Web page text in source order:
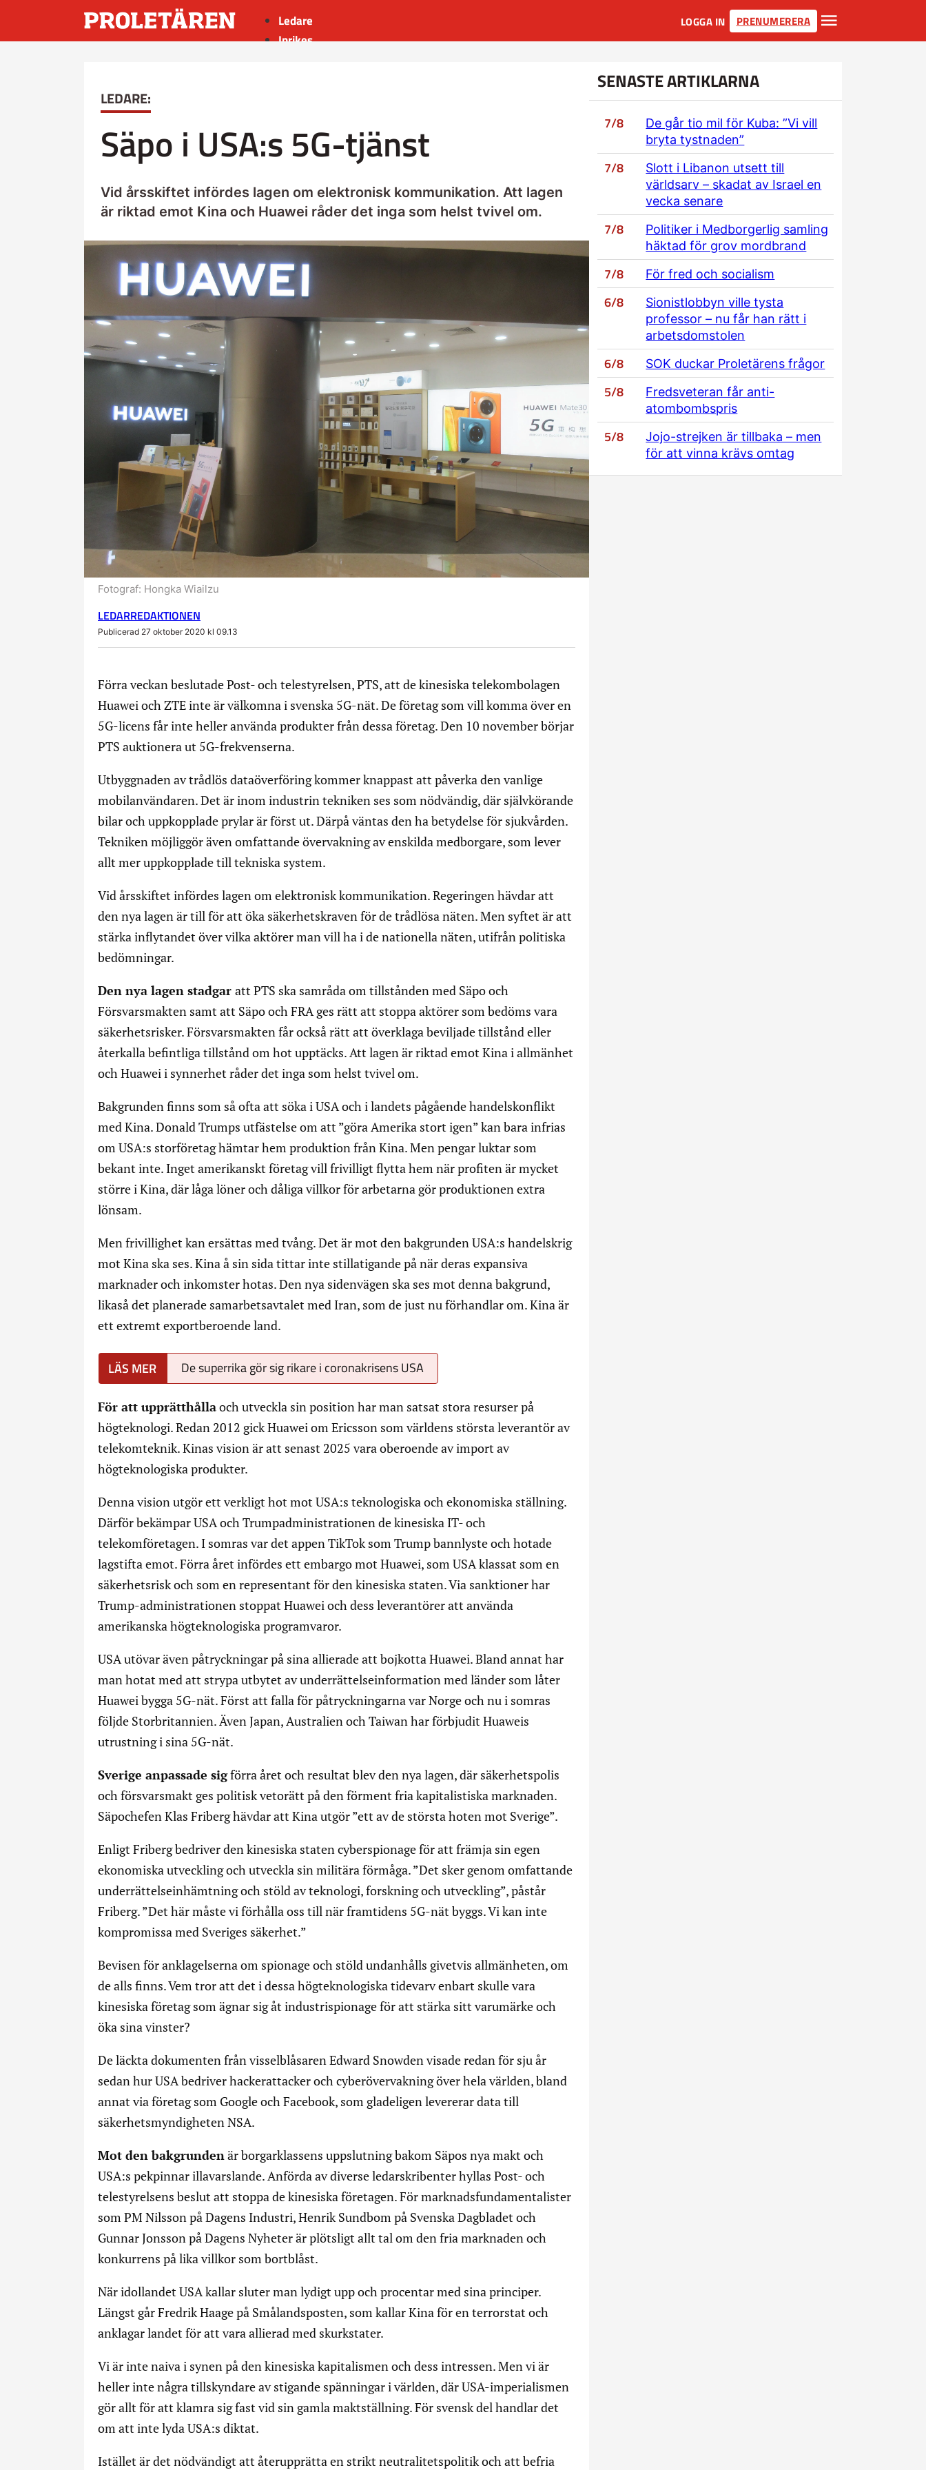
Ledare
Inrikes
LOGGA IN PRENUMERERA
LEDARE:
Säpo i USA:s 5G-tjänst
Vid årsskiftet infördes lagen om elektronisk kommunikation. Att lagen
är riktad emot Kina och Huawei råder det inga som helst tvivel om.
Fotograf: Hongka Wiailzu
LEDARREDAKTIONEN
Publicerad 27 oktober 2020 kl 09.13
Förra veckan beslutade Post- och telestyrelsen, PTS, att de kinesiska telekombolagen
Huawei och ZTE inte är välkomna i svenska 5G-nät. De företag som vill komma över en
5G-licens får inte heller använda produkter från dessa företag. Den 10 november börjar
PTS auktionera ut 5G-frekvenserna.
Utbyggnaden av trådlös dataöverföring kommer knappast att påverka den vanlige
mobilanvändaren. Det är inom industrin tekniken ses som nödvändig, där självkörande
bilar och uppkopplade prylar är först ut. Därpå väntas den ha betydelse för sjukvården.
Tekniken möjliggör även omfattande övervakning av enskilda medborgare, som lever
allt mer uppkopplade till tekniska system.
Vid årsskiftet infördes lagen om elektronisk kommunikation. Regeringen hävdar att
den nya lagen är till för att öka säkerhetskraven för de trådlösa näten. Men syftet är att
stärka inflytandet över vilka aktörer man vill ha i de nationella näten, utifrån politiska
bedömningar.
Den nya lagen stadgar att PTS ska samråda om tillstånden med Säpo och
Försvarsmakten samt att Säpo och FRA ges rätt att stoppa aktörer som bedöms vara
säkerhetsrisker. Försvarsmakten får också rätt att överklaga beviljade tillstånd eller
återkalla befintliga tillstånd om hot upptäcks. Att lagen är riktad emot Kina i allmänhet
och Huawei i synnerhet råder det inga som helst tvivel om.
Bakgrunden finns som så ofta att söka i USA och i landets pågående handelskonflikt
med Kina. Donald Trumps utfästelse om att ”göra Amerika stort igen” kan bara infrias
om USA:s storföretag hämtar hem produktion från Kina. Men pengar luktar som
bekant inte. Inget amerikanskt företag vill frivilligt flytta hem när profiten är mycket
större i Kina, där låga löner och dåliga villkor för arbetarna gör produktionen extra
lönsam.
Men frivillighet kan ersättas med tvång. Det är mot den bakgrunden USA:s handelskrig
mot Kina ska ses. Kina å sin sida tittar inte stillatigande på när deras expansiva
marknader och inkomster hotas. Den nya sidenvägen ska ses mot denna bakgrund,
likaså det planerade samarbetsavtalet med Iran, som de just nu förhandlar om. Kina är
ett extremt exportberoende land.
De superrika gör sig rikare i coronakrisens USA
För att upprätthållaoch utveckla sin position har man satsat stora resurser på
högteknologi. Redan 2012 gick Huawei om Ericsson som världens största leverantör av
telekomteknik. Kinas vision är att senast 2025 vara oberoende av import av
högteknologiska produkter.
Denna vision utgör ett verkligt hot mot USA:s teknologiska och ekonomiska ställning.
Därför bekämpar USA och Trumpadministrationen de kinesiska IT- och
telekomföretagen. I somras var det appen TikTok som Trump bannlyste och hotade
lagstifta emot. Förra året infördes ett embargo mot Huawei, som USA klassat som en
säkerhetsrisk och som en representant för den kinesiska staten. Via sanktioner har
Trump-administrationen stoppat Huawei och dess leverantörer att använda
amerikanska högteknologiska programvaror.
USA utövar även påtryckningar på sina allierade att bojkotta Huawei. Bland annat har
man hotat med att strypa utbytet av underrättelseinformation med länder som låter
Huawei bygga 5G-nät. Först att falla för påtryckningarna var Norge och nu i somras
följde Storbritannien. Även Japan, Australien och Taiwan har förbjudit Huaweis
utrustning i sina 5G-nät.
Sverige anpassade sigförra året och resultat blev den nya lagen, där säkerhetspolis
och försvarsmakt ges politisk vetorätt på den förment fria kapitalistiska marknaden.
Säpochefen Klas Friberg hävdar att Kina utgör ”ett av de största hoten mot Sverige”.
Enligt Friberg bedriver den kinesiska staten cyberspionage för att främja sin egen
ekonomiska utveckling och utveckla sin militära förmåga. ”Det sker genom omfattande
underrättelseinhämtning och stöld av teknologi, forskning och utveckling”, påstår
Friberg. ”Det här måste vi förhålla oss till när framtidens 5G-nät byggs. Vi kan inte
kompromissa med Sveriges säkerhet.”
Bevisen för anklagelserna om spionage och stöld undanhålls givetvis allmänheten, om
de alls finns. Vem tror att det i dessa högteknologiska tidevarv enbart skulle vara
kinesiska företag som ägnar sig åt industrispionage för att stärka sitt varumärke och
öka sina vinster?
De läckta dokumenten från visselblåsaren Edward Snowden visade redan för sju år
sedan hur USA bedriver hackerattacker och cyberövervakning över hela världen, bland
annat via företag som Google och Facebook, som gladeligen levererar data till
säkerhetsmyndigheten NSA.
Mot den bakgrundenär borgarklassens uppslutning bakom Säpos nya makt och
USA:s pekpinnar illavarslande. Anförda av diverse ledarskribenter hyllas Post- och
telestyrelsens beslut att stoppa de kinesiska företagen. För marknadsfundamentalister
som PM Nilsson på Dagens Industri, Henrik Sundbom på Svenska Dagbladet och
Gunnar Jonsson på Dagens Nyheter är plötsligt allt tal om den fria marknaden och
konkurrens på lika villkor som bortblåst.
När idollandet USA kallar sluter man lydigt upp och procentar med sina principer.
Längst går Fredrik Haage på Smålandsposten, som kallar Kina för en terrorstat och
anklagar landet för att vara allierad med skurkstater.
Vi är inte naiva i synen på den kinesiska kapitalismen och dess intressen. Men vi är
heller inte några tillskyndare av stigande spänningar i världen, där USA-imperialismen
gör allt för att klamra sig fast vid sin gamla maktställning. För svensk del handlar det
om att inte lyda USA:s diktat.
Istället är det nödvändigt att återupprätta en strikt neutralitetspolitik och att befria
SENASTE ARTIKLARNA
7/8
De går tio mil för Kuba: ”Vi vill
bryta tystnaden”
7/8
Slott i Libanon utsett till
världsarv – skadat av Israel en
vecka senare
7/8
Politiker i Medborgerlig samling
häktad för grov mordbrand
7/8 För fred och socialism
6/8
Sionistlobbyn ville tysta
professor – nu får han rätt i
arbetsdomstolen
6/8 SOK duckar Proletärens frågor
5/8
Fredsveteran får anti-
atombombspris
5/8
Jojo-strejken är tillbaka – men
för att vinna krävs omtag